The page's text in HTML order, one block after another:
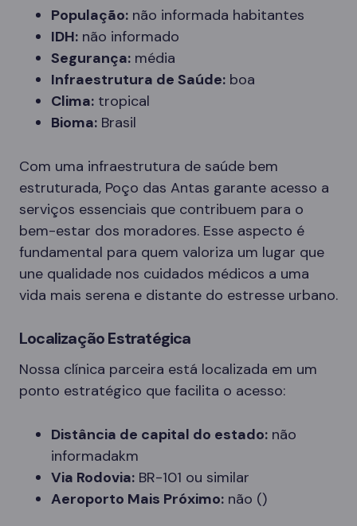
População: não informada habitantes
IDH: não informado
Segurança: média
Infraestrutura de Saúde: boa
Clima: tropical
Bioma: Brasil
Com uma infraestrutura de saúde bem
estruturada, Poço das Antas garante acesso a
serviços essenciais que contribuem para o
bem-estar dos moradores. Esse aspecto é
fundamental para quem valoriza um lugar que
une qualidade nos cuidados médicos a uma
vida mais serena e distante do estresse urbano.
Localização Estratégica
Nossa clínica parceira está localizada em um
ponto estratégico que facilita o acesso:
Distância de capital do estado: não
informadakm
Via Rodovia: BR-101 ou similar
Aeroporto Mais Próximo: não ()